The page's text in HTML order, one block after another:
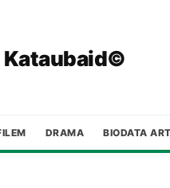
Kataubaid©
DRAMA BIODATA